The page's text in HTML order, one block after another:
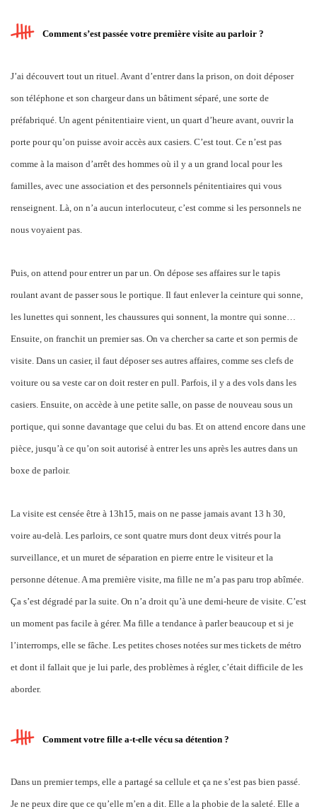
Comment s’est passée votre première visite au parloir ?
J’ai découvert tout un rituel. Avant d’entrer dans la prison, on doit déposer
son téléphone et son chargeur dans un bâtiment séparé, une sorte de
préfabriqué. Un agent pénitentiaire vient, un quart d’heure avant, ouvrir la
porte pour qu’on puisse avoir accès aux casiers. C’est tout. Ce n’est pas
comme à la maison d’arrêt des hommes où il y a un grand local pour les
familles, avec une association et des personnels pénitentiaires qui vous
renseignent. Là, on n’a aucun interlocuteur, c’est comme si les personnels ne
nous voyaient pas.
Puis, on attend pour entrer un par un. On dépose ses affaires sur le tapis
roulant avant de passer sous le portique. Il faut enlever la ceinture qui sonne,
les lunettes qui sonnent, les chaussures qui sonnent, la montre qui sonne…
Ensuite, on franchit un premier sas. On va chercher sa carte et son permis de
visite. Dans un casier, il faut déposer ses autres affaires, comme ses clefs de
voiture ou sa veste car on doit rester en pull. Parfois, il y a des vols dans les
casiers. Ensuite, on accède à une petite salle, on passe de nouveau sous un
portique, qui sonne davantage que celui du bas. Et on attend encore dans une
pièce, jusqu’à ce qu’on soit autorisé à entrer les uns après les autres dans un
boxe de parloir.
La visite est censée être à 13h15, mais on ne passe jamais avant 13 h 30,
voire au-delà. Les parloirs, ce sont quatre murs dont deux vitrés pour la
surveillance, et un muret de séparation en pierre entre le visiteur et la
personne détenue. A ma première visite, ma fille ne m’a pas paru trop abîmée.
Ça s’est dégradé par la suite. On n’a droit qu’à une demi-heure de visite. C’est
un moment pas facile à gérer. Ma fille a tendance à parler beaucoup et si je
l’interromps, elle se fâche. Les petites choses notées sur mes tickets de métro
et dont il fallait que je lui parle, des problèmes à régler, c’était difficile de les
aborder.
Comment votre fille a-t-elle vécu sa détention ?
Dans un premier temps, elle a partagé sa cellule et ça ne s’est pas bien passé.
Je ne peux dire que ce qu’elle m’en a dit. Elle a la phobie de la saleté. Elle a